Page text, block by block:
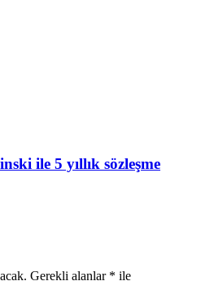
ile 5 yıllık sözleşme
Gerekli alanlar * ile